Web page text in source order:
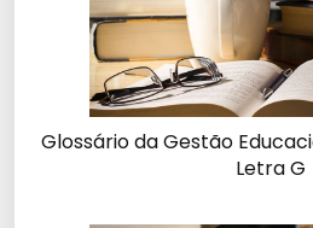
Glossário da Gestão
Letra G